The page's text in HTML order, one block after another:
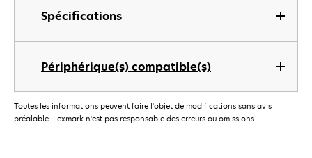
Spécifications
Périphérique(s) compatible(s)
Toutes les informations peuvent faire l'objet de modifications sans avis
préalable. Lexmark n'est pas responsable des erreurs ou omissions.